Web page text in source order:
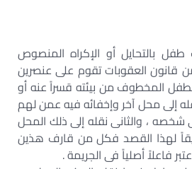
بالتحايل أو الإكراه المنصوص
فى المادة 388 من قانون العقوبات تقوم على عنصرين
المخطوف من بيئته قسراً عنه أو
إلى محل آخر وإخفائه فيه عمن لهم
، والثانى نقله إلى ذلك المحل
لهذا القصد فكل من قارف هذين
فاعلاً أصلياً فى الجريمة .